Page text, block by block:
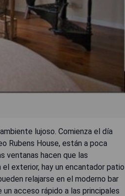
lujoso. Comienza el día
Rubens House, están a poca
ventanas hacen que las
exterior, hay un encantador patio
relajarse en el moderno bar
acceso rápido a las principales